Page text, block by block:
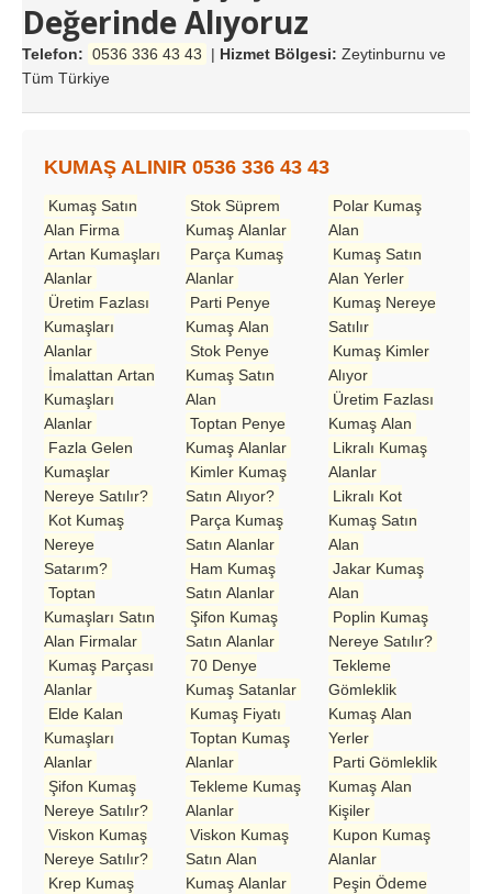
Değerinde Alıyoruz
Telefon: 0536 336 43 43 | Hizmet Bölgesi: Zeytinburnu ve
Tüm Türkiye
KUMAŞ ALINIR 0536 336 43 43
Kumaş Satın
Alan Firma
Artan Kumaşları
Alanlar
Üretim Fazlası
Kumaşları
Alanlar
İmalattan Artan
Kumaşları
Alanlar
Fazla Gelen
Kumaşlar
Nereye Satılır?
Kot Kumaş
Nereye
Satarım?
Toptan
Kumaşları Satın
Alan Firmalar
Kumaş Parçası
Alanlar
Elde Kalan
Kumaşları
Alanlar
Şifon Kumaş
Nereye Satılır?
Viskon Kumaş
Nereye Satılır?
Krep Kumaş
Stok Süprem
Kumaş Alanlar
Parça Kumaş
Alanlar
Parti Penye
Kumaş Alan
Stok Penye
Kumaş Satın
Alan
Toptan Penye
Kumaş Alanlar
Kimler Kumaş
Satın Alıyor?
Parça Kumaş
Satın Alanlar
Ham Kumaş
Satın Alanlar
Şifon Kumaş
Satın Alanlar
70 Denye
Kumaş Satanlar
Kumaş Fiyatı
Toptan Kumaş
Alanlar
Tekleme Kumaş
Alanlar
Viskon Kumaş
Satın Alan
Kumaş Alanlar
Polar Kumaş
Alan
Kumaş Satın
Alan Yerler
Kumaş Nereye
Satılır
Kumaş Kimler
Alıyor
Üretim Fazlası
Kumaş Alan
Likralı Kumaş
Alanlar
Likralı Kot
Kumaş Satın
Alan
Jakar Kumaş
Alan
Poplin Kumaş
Nereye Satılır?
Tekleme
Gömleklik
Kumaş Alan
Yerler
Parti Gömleklik
Kumaş Alan
Kişiler
Kupon Kumaş
Alanlar
Peşin Ödeme